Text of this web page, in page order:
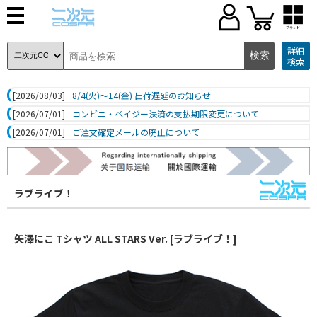
ブランド
詳細
検索
[2026/08/03]
8/4(火)～14(金) 出荷遅延のお知らせ
[2026/07/01]
コンビニ・ペイジー決済の支払期限変更について
[2026/07/01]
ご注文確定メールの廃止について
ラブライブ！
矢澤にこ Tシャツ ALL STARS Ver. [ラブライブ！]